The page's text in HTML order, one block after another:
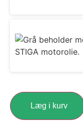
Læg i kurv